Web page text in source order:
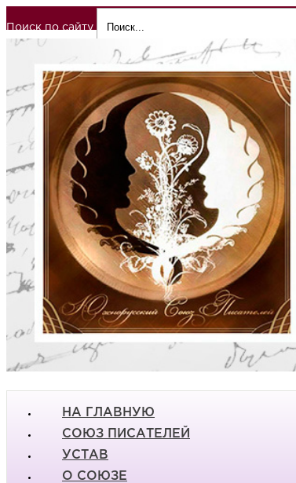
Поиск по сайту
НА ГЛАВНУЮ
СОЮЗ ПИСАТЕЛЕЙ
УСТАВ
О СОЮЗЕ